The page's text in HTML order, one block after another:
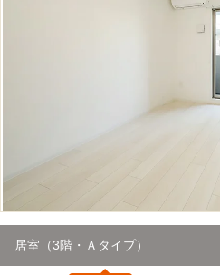
居室（3階・Ａタイプ）